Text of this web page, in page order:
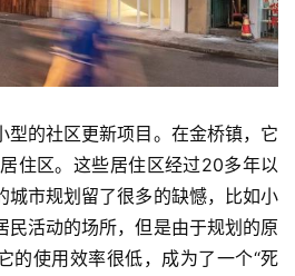
型的社区更新项目。在金桥镇，它
住区。这些居住区经过20多年以
城市规划留了很多的缺憾，比如小
民活动的场所，但是由于规划的原
的使用效率很低，成为了一个“死